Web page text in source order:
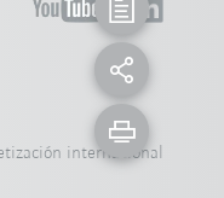
internacional